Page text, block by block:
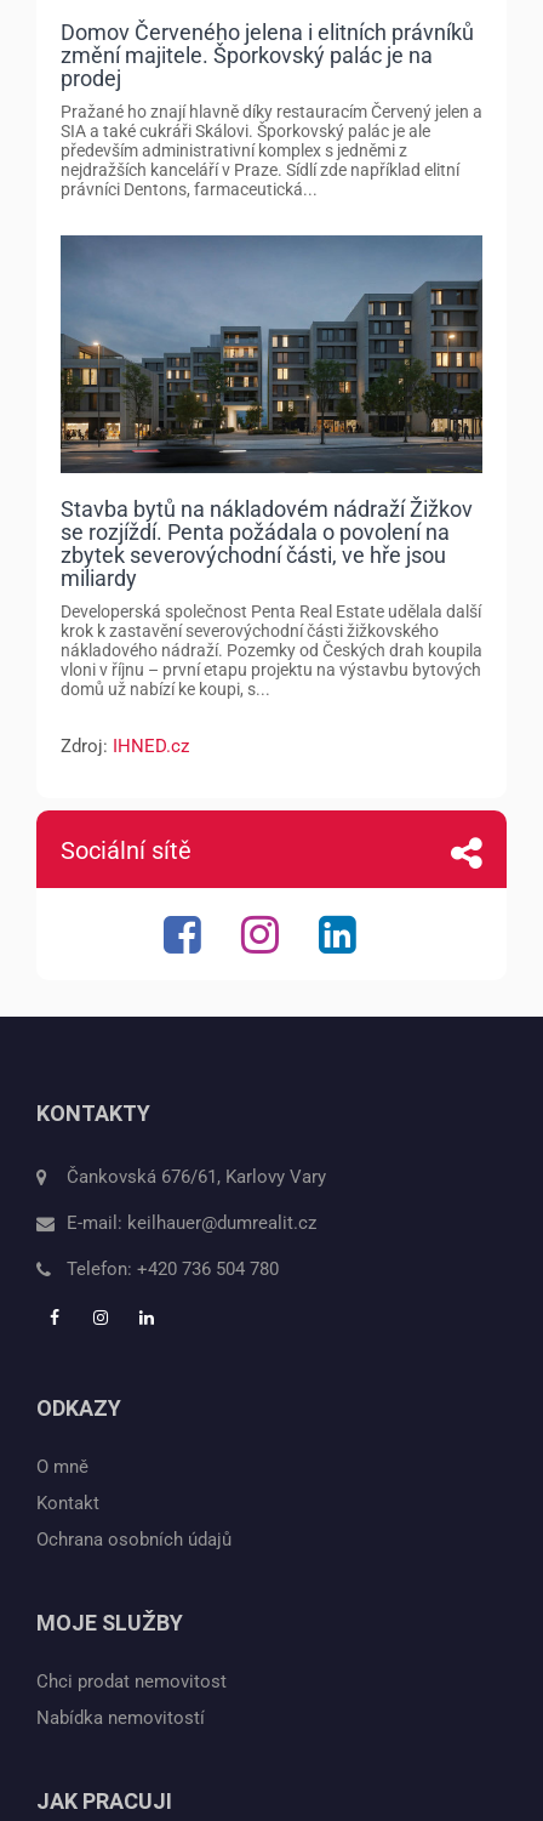
Domov Červeného jelena i elitních právníků
změní majitele. Šporkovský palác je na
prodej
Pražané ho znají hlavně díky restauracím Červený jelen a
SIA a také cukráři Skálovi. Šporkovský palác je ale
především administrativní komplex s jedněmi z
nejdražších kanceláří v Praze. Sídlí zde například elitní
právníci Dentons, farmaceutická...
Stavba bytů na nákladovém nádraží Žižkov
se rozjíždí. Penta požádala o povolení na
zbytek severovýchodní části, ve hře jsou
miliardy
Developerská společnost Penta Real Estate udělala další
krok k zastavění severovýchodní části žižkovského
nákladového nádraží. Pozemky od Českých drah koupila
vloni v říjnu – první etapu projektu na výstavbu bytových
domů už nabízí ke koupi, s...
Zdroj: IHNED.cz
Sociální sítě
KONTAKTY
Čankovská 676/61, Karlovy Vary
E-mail: keilhauer@dumrealit.cz
Telefon: +420 736 504 780
ODKAZY
O mně
Kontakt
Ochrana osobních údajů
MOJE SLUŽBY
Chci prodat nemovitost
Nabídka nemovitostí
JAK PRACUJI